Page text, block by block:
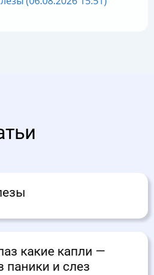
какие капли —
паники и слез